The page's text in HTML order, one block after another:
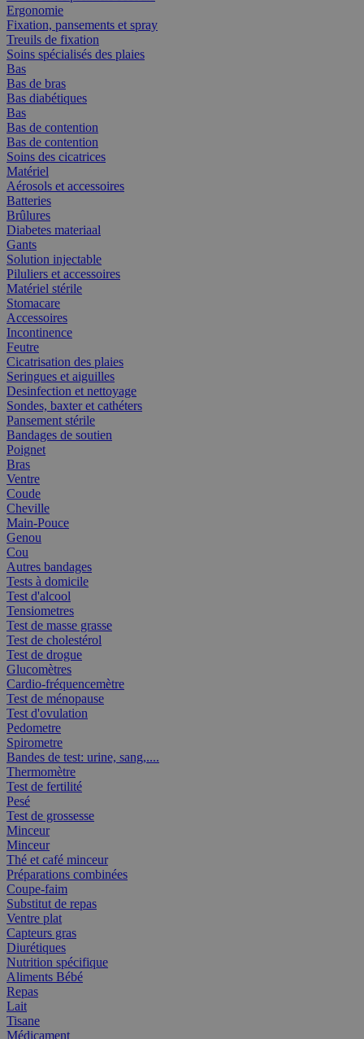
Ergonomie
Fixation, pansements et spray
Treuils de fixation
Soins spécialisés des plaies
Bas
Bas de bras
Bas diabétiques
Bas
Bas de contention
Bas de contention
Soins des cicatrices
Matériel
Aérosols et accessoires
Batteries
Brûlures
Diabetes materiaal
Gants
Solution injectable
Piluliers et accessoires
Matériel stérile
Stomacare
Accessoires
Incontinence
Feutre
Cicatrisation des plaies
Seringues et aiguilles
Desinfection et nettoyage
Sondes, baxter et cathéters
Pansement stérile
Bandages de soutien
Poignet
Bras
Ventre
Coude
Cheville
Main-Pouce
Genou
Cou
Autres bandages
Tests à domicile
Test d'alcool
Tensiometres
Test de masse grasse
Test de cholestérol
Test de drogue
Glucomètres
Cardio-fréquencemètre
Test de ménopause
Test d'ovulation
Pedometre
Spirometre
Bandes de test: urine, sang,....
Thermomètre
Test de fertilité
Pesé
Test de grossesse
Minceur
Minceur
Thé et café minceur
Préparations combinées
Coupe-faim
Substitut de repas
Ventre plat
Capteurs gras
Diurétiques
Nutrition spécifique
Aliments Bébé
Repas
Lait
Tisane
Médicament